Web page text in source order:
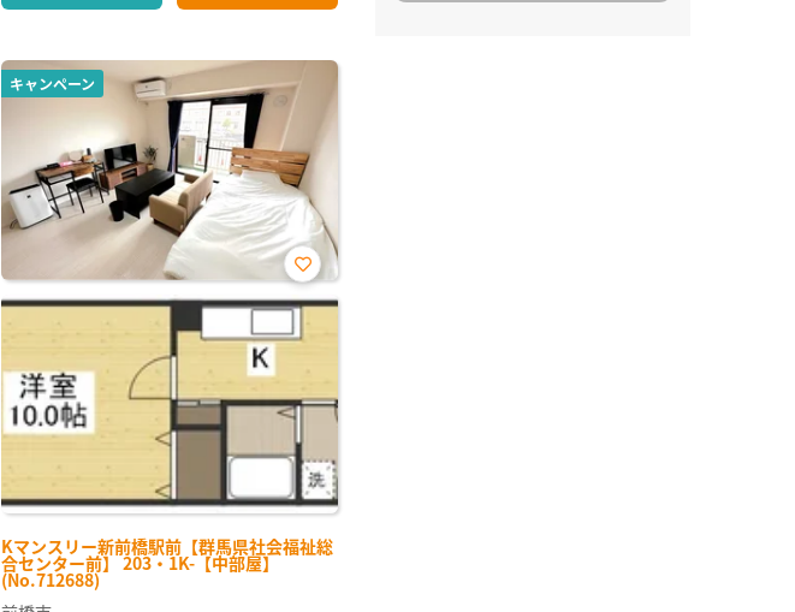
キャンペーン
Kマンスリー新前橋駅前【群馬県社会福祉総
合センター前】 203・1K-【中部屋】
(No.712688)
お気
に入
り登
録